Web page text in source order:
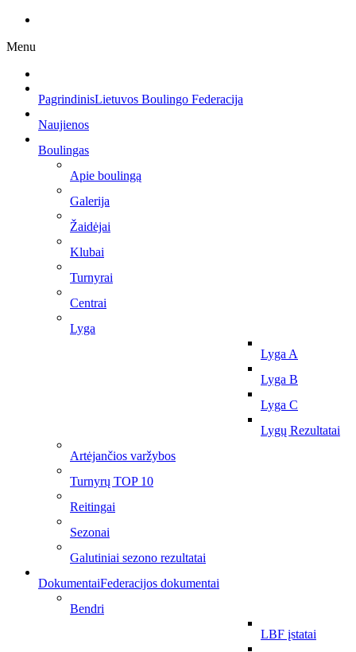
Menu
PagrindinisLietuvos Boulingo Federacija
Naujienos
Boulingas
Apie boulingą
Galerija
Žaidėjai
Klubai
Turnyrai
Centrai
Lyga
Lyga A
Lyga B
Lyga C
Lygų Rezultatai
Artėjančios varžybos
Turnyrų TOP 10
Reitingai
Sezonai
Galutiniai sezono rezultatai
DokumentaiFederacijos dokumentai
Bendri
LBF įstatai